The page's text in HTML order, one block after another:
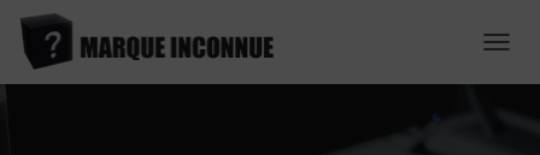
É